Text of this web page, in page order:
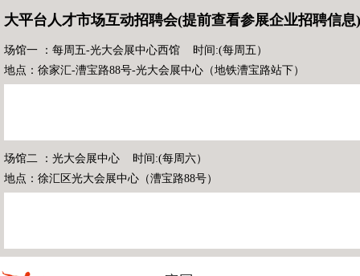
大平台人才市场互动招聘会(提前查看参展企业招聘信息)
场馆一 ：每周五-光大会展中心西馆 时间:(每周五）
地点：徐家汇-漕宝路88号-光大会展中心（地铁漕宝路站下）
场馆二 ：光大会展中心 时间:(每周六）
地点：徐汇区光大会展中心（漕宝路88号）